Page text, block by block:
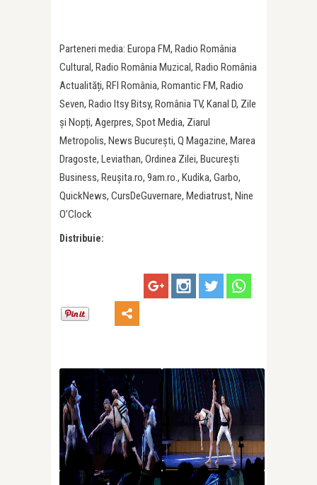
Parteneri media: Europa FM, Radio România
Cultural, Radio România Muzical, Radio România
Actualități, RFI România, Romantic FM, Radio
Seven, Radio Itsy Bitsy, România TV, Kanal D, Zile
și Nopți, Agerpres, Spot Media, Ziarul
Metropolis, News București, Q Magazine, Marea
Dragoste, Leviathan, Ordinea Zilei, București
Business, Reușita.ro, 9am.ro., Kudika, Garbo,
QuickNews, CursDeGuvernare, Mediatrust, Nine
O’Clock
Distribuie: